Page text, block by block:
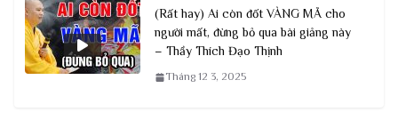
(Rất hay) Ai còn đốt VÀNG MÃ cho
người mất, đừng bỏ qua bài giảng này
– Thầy Thích Đạo Thịnh
Tháng 12 3, 2025